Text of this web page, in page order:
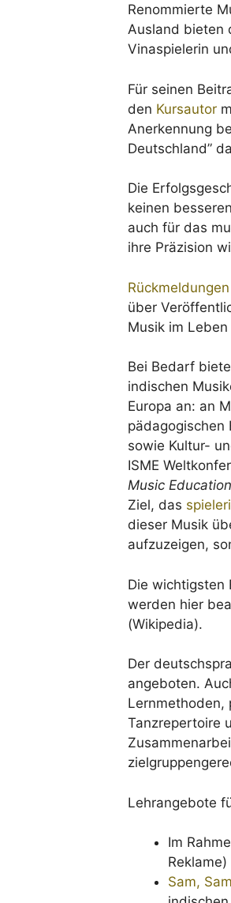
Renommierte
Ausland bieten
Vinaspielerin
Für seinen
den Kursautor
Anerkennung
Deutschland”
Die
keinen
auch für das
ihre Präzision
Rückmeldungen
über
Musik im
Bei Bedarf
indischen
Europa an: an
pädagogischen
sowie Kultur-
ISME
Music Education
Ziel, das
dieser Musik
aufzuzeigen,
Die wichtigsten
werden hier
(Wikipedia).
Der
angeboten.
Lernmethoden,
Tanzrepertoire
Lehrangebote
Im
Reklame)
Sam,